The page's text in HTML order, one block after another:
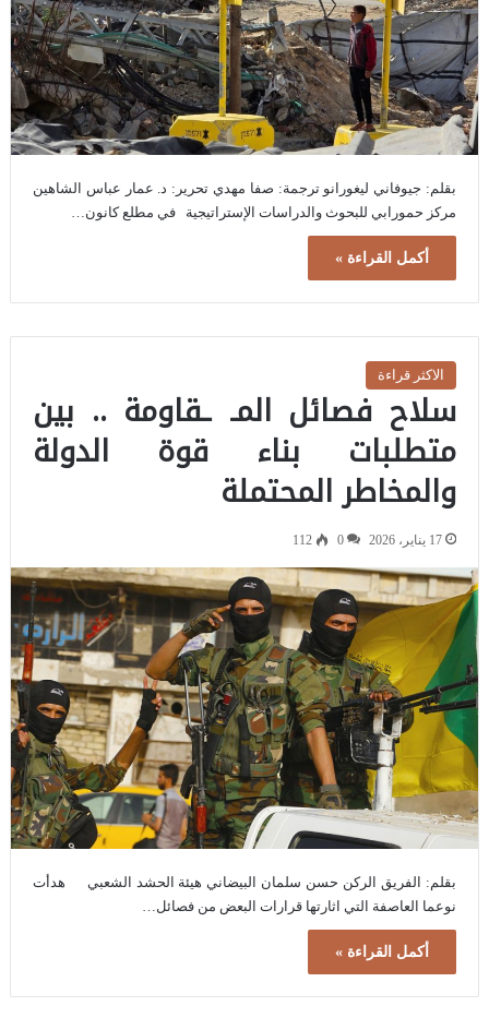
بقلم: جيوفاني ليغورانو ترجمة: صفا مهدي تحرير: د. عمار عباس الشاهين
مركز حمورابي للبحوث والدراسات الإستراتيجية في مطلع كانون…
أكمل القراءة »
الاكثر قراءة
سلاح فصائل المـ ـقاومة .. بين
متطلبات بناء قوة الدولة
والمخاطر المحتملة
17 يناير، 2026 0
112
بقلم: الفريق الركن حسن سلمان البيضاني هيئة الحشد الشعبي هدأت
نوعما العاصفة التي اثارتها قرارات البعض من فصائل…
أكمل القراءة »